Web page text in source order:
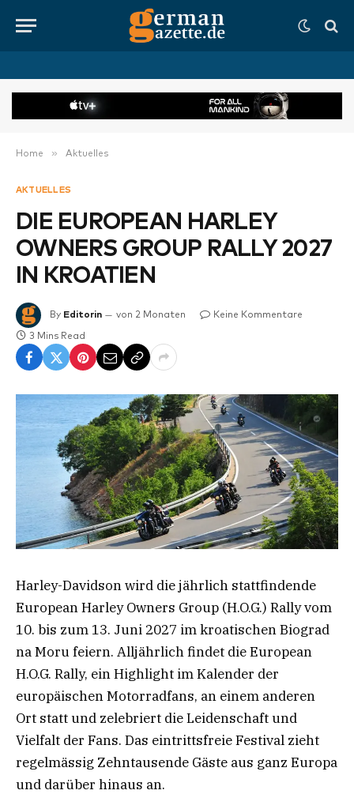
Home » Aktuelles
AKTUELLES
DIE EUROPEAN HARLEY
OWNERS GROUP RALLY 2027
IN KROATIEN
By Editorin von 2 Monaten Keine Kommentare
3 Mins Read
Harley-Davidson wird die jährlich stattfindende
European Harley Owners Group (H.O.G.) Rally vom
10. bis zum 13. Juni 2027 im kroatischen Biograd
na Moru feiern. Alljährlich findet die European
H.O.G. Rally, ein Highlight im Kalender der
europäischen Motorradfans, an einem anderen
Ort statt und zelebriert die Leidenschaft und
Vielfalt der Fans. Das eintrittsfreie Festival zieht
regelmässig Zehntausende Gäste aus ganz Europa
und darüber hinaus an.